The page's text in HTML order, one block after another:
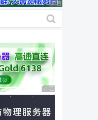
广告 商业广告，理
广告 商业广告，理性